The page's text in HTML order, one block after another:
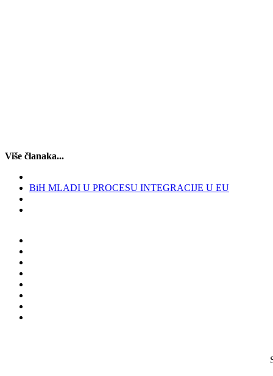
Više članaka...
BiH MLADI U PROCESU INTEGRACIJE U EU